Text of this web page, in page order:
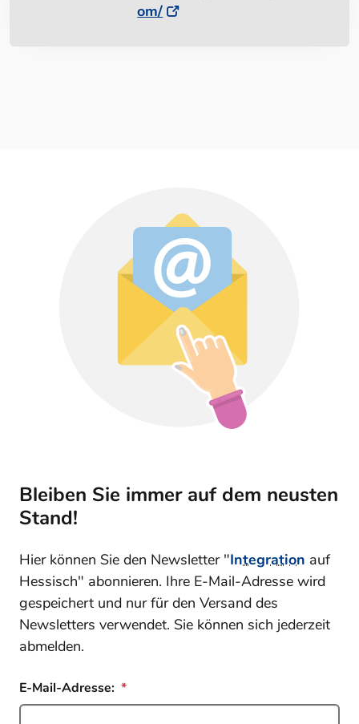
om/
Bleiben Sie immer auf dem neusten
Stand!
Hier können Sie den Newsletter "Integration auf
Hessisch" abonnieren. Ihre E-Mail-Adresse wird
gespeichert und nur für den Versand des
Newsletters verwendet. Sie können sich jederzeit
abmelden.
E-Mail-Adresse: